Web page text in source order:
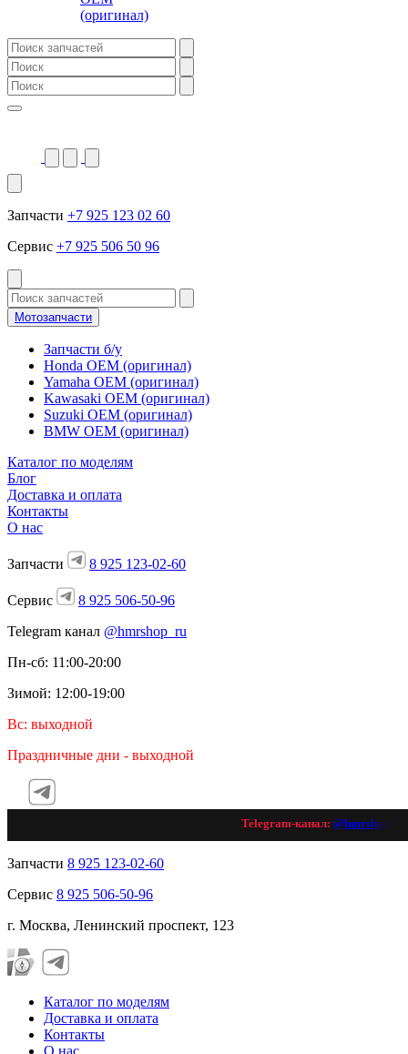
(оригинал)
Запчасти +7 925 123 02 60
Сервис +7 925 506 50 96
Мотозапчасти
Запчасти б/у
Honda OEM (оригинал)
Yamaha OEM (оригинал)
Kawasaki OEM (оригинал)
Suzuki OEM (оригинал)
BMW OEM (оригинал)
Каталог по моделям
Блог
Доставка и оплата
Контакты
О нас
Запчасти 8 925 123-02-60
Сервис
8 925 506-50-96
Telegram канал @hmrshop_ru
Пн-сб: 11:00-20:00
Зимой: 12:00-19:00
Вс: выходной
Праздничные дни - выходной
Telegram-канал:@hmrshop_ru
Запчасти 8 925 123-02-60
Сервис 8 925 506-50-96
г. Москва, Ленинский проспект, 123
Каталог по моделям
Доставка и оплата
Контакты
О нас